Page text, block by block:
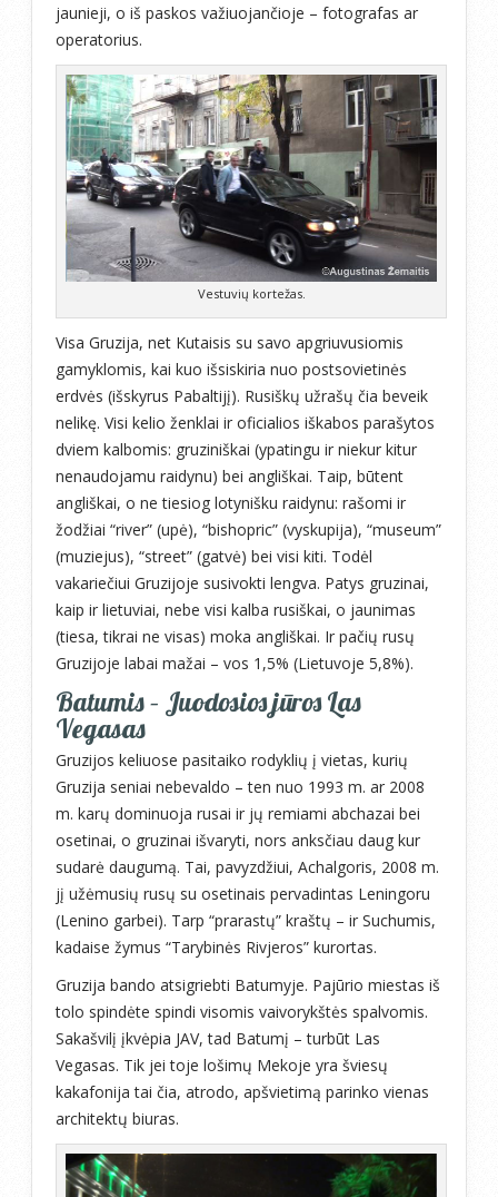
jaunieji, o iš paskos važiuojančioje – fotografas ar
operatorius.
Vestuvių kortežas.
Visa Gruzija, net Kutaisis su savo apgriuvusiomis
gamyklomis, kai kuo išsiskiria nuo postsovietinės
erdvės (išskyrus Pabaltijį). Rusiškų užrašų čia beveik
nelikę. Visi kelio ženklai ir oficialios iškabos parašytos
dviem kalbomis: gruziniškai (ypatingu ir niekur kitur
nenaudojamu raidynu) bei angliškai. Taip, būtent
angliškai, o ne tiesiog lotynišku raidynu: rašomi ir
žodžiai “river” (upė), “bishopric” (vyskupija), “museum”
(muziejus), “street” (gatvė) bei visi kiti. Todėl
vakariečiui Gruzijoje susivokti lengva. Patys gruzinai,
kaip ir lietuviai, nebe visi kalba rusiškai, o jaunimas
(tiesa, tikrai ne visas) moka angliškai. Ir pačių rusų
Gruzijoje labai mažai – vos 1,5% (Lietuvoje 5,8%).
Batumis – Juodosios jūros Las
Vegasas
Gruzijos keliuose pasitaiko rodyklių į vietas, kurių
Gruzija seniai nebevaldo – ten nuo 1993 m. ar 2008
m. karų dominuoja rusai ir jų remiami abchazai bei
osetinai, o gruzinai išvaryti, nors anksčiau daug kur
sudarė daugumą. Tai, pavyzdžiui, Achalgoris, 2008 m.
jį užėmusių rusų su osetinais pervadintas Leningoru
(Lenino garbei). Tarp “prarastų” kraštų – ir Suchumis,
kadaise žymus “Tarybinės Rivjeros” kurortas.
Gruzija bando atsigriebti Batumyje. Pajūrio miestas iš
tolo spindėte spindi visomis vaivorykštės spalvomis.
Sakašvilį įkvėpia JAV, tad Batumį – turbūt Las
Vegasas. Tik jei toje lošimų Mekoje yra šviesų
kakafonija tai čia, atrodo, apšvietimą parinko vienas
architektų biuras.